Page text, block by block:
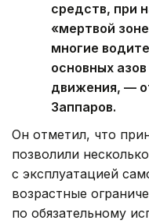
средств, при
«мертвой
многие
основных
движения, —
Заппаров.
Он отметил, что
позволили
с эксплуатацией
возрастные
по обязательному